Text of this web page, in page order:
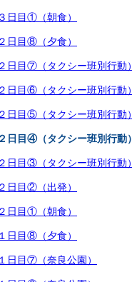
目①（朝食）
目⑧（夕食）
目⑦（タクシー班別行動）
目⑥（タクシー班別行動）
目⑤（タクシー班別行動）
目④（タクシー班別行動）
目③（タクシー班別行動）
目②（出発）
目①（朝食）
目⑧（夕食）
目⑦（奈良公園）